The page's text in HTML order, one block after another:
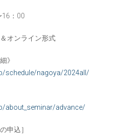
16：00
オンライン形式
》
schedule/nagoya/2024all/
about_seminar/advance/
申込］